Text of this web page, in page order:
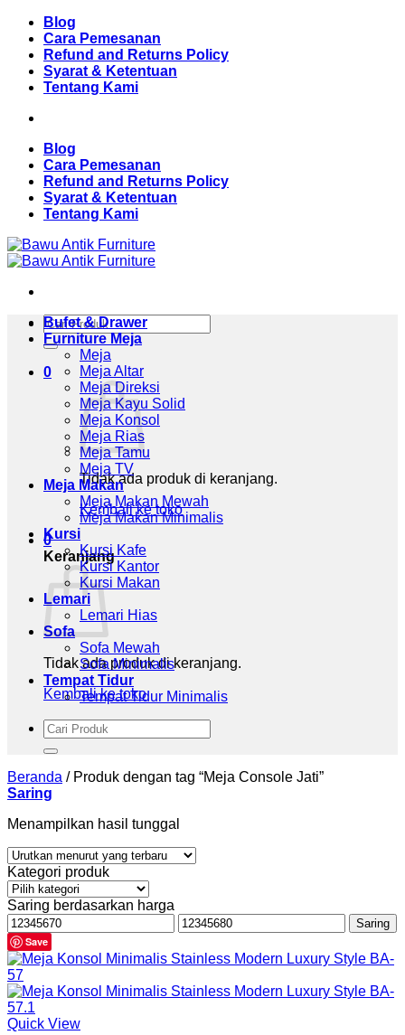
Skip
content
Blog
Cara Pemesanan
Refund and Returns Policy
Syarat & Ketentuan
Tentang Kami
Blog
Cara Pemesanan
Refund and Returns Policy
Syarat & Ketentuan
Tentang Kami
Pencarian
untuk:
0
Tidak ada produk di keranjang.
Kembali ke toko
0
Keranjang
Tidak ada produk di keranjang.
Kembali ke toko
Bufet & Drawer
Furniture Meja
Meja
Meja Altar
Meja Direksi
Meja Kayu Solid
Meja Konsol
Meja Rias
Meja Tamu
Meja TV
Meja Makan
Meja Makan Mewah
Meja Makan Minimalis
Kursi
Kursi Kafe
Kursi Kantor
Kursi Makan
Lemari
Lemari Hias
Sofa
Sofa Mewah
Sofa Minimalis
Tempat Tidur
Tempat Tidur Minimalis
Pencarian
untuk:
Beranda /Produk dengan tag “Meja Console Jati”
Saring
Menampilkan hasil tunggal
Kategori produk
Saring berdasarkan harga
Harga
terendah
Harga
tertinggi
Saring
Save
Quick View